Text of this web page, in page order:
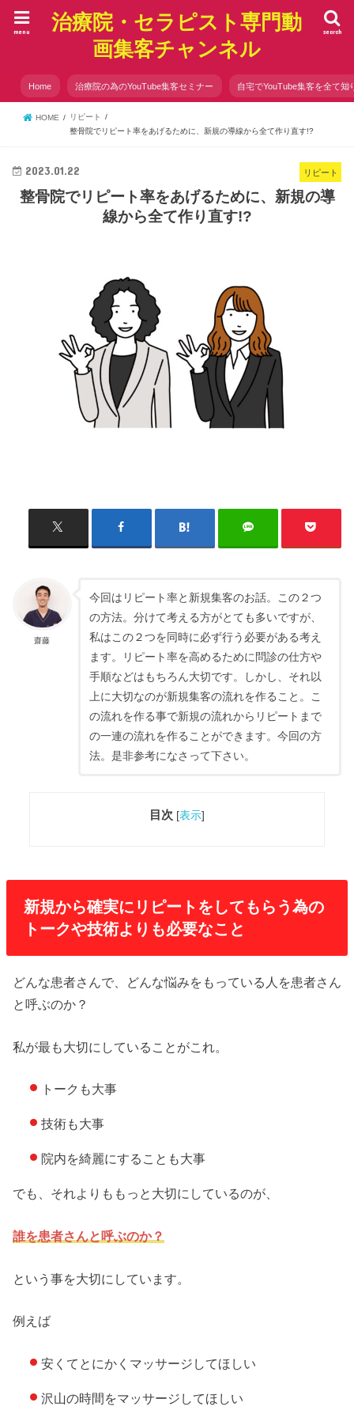
治療院・セラピスト専門動
画集客チャンネル
search
menu
Home 治療院の為のYouTube集客セミナー 自宅でYouTube集客を全て知
HOME
リピート
整骨院でリピート率をあげるために、新規の導線から全て作り直す!?
リピート
2023.01.22
整骨院でリピート率をあげるために、新規の導
線から全て作り直す!?
齋藤
今回はリピート率と新規集客のお話。この２つ
の方法。分けて考える方がとても多いですが、
私はこの２つを同時に必ず行う必要がある考え
ます。リピート率を高めるために問診の仕方や
手順などはもちろん大切です。しかし、それ以
上に大切なのが新規集客の流れを作ること。こ
の流れを作る事で新規の流れからリピートまで
の一連の流れを作ることができます。今回の方
法。是非参考になさって下さい。
目次 [表示]
新規から確実にリピートをしてもらう為の
トークや技術よりも必要なこと
どんな患者さんで、どんな悩みをもっている人を患者さん
と呼ぶのか？
私が最も大切にしていることがこれ。
トークも大事
技術も大事
院内を綺麗にすることも大事
でも、それよりももっと大切にしているのが、
誰を患者さんと呼ぶのか？
という事を大切にしています。
例えば
安くてとにかくマッサージしてほしい
沢山の時間をマッサージしてほしい